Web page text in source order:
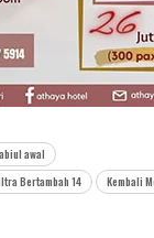
awal
Bertambah 14
Kembali